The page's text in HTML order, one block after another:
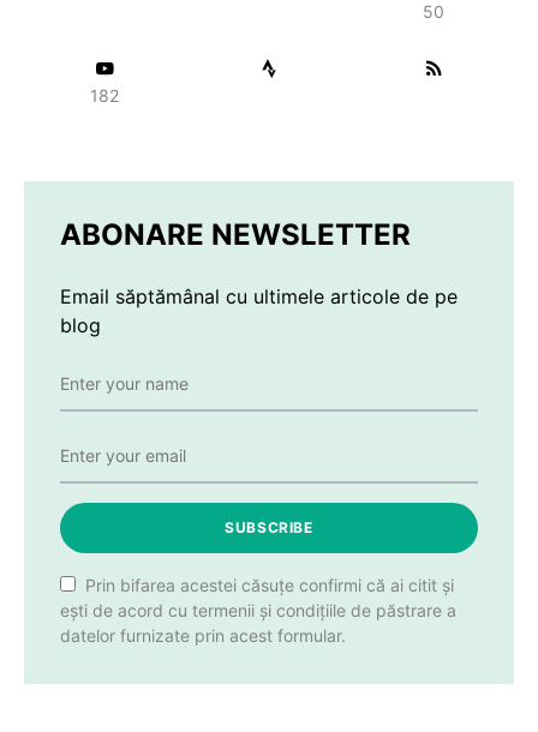
50
182
ABONARE NEWSLETTER
Email săptămânal cu ultimele articole de pe
blog
SUBSCRIBE
Prin bifarea acestei căsuțe confirmi că ai citit și
ești de acord cu termenii și condițiile de păstrare a
datelor furnizate prin acest formular.